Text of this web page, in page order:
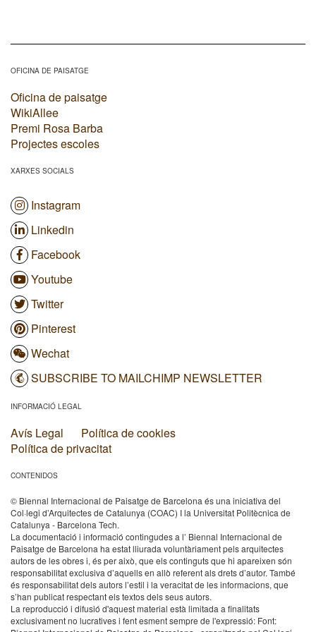
OFICINA DE PAISATGE
Oficina de paisatge
WikiAllee
Premi Rosa Barba
Projectes escoles
XARXES SOCIALS
Instagram
Linkedin
Facebook
Youtube
Twitter
Pinterest
Wechat
SUBSCRIBE TO MAILCHIMP NEWSLETTER
INFORMACIÓ LEGAL
Avís Legal
Política de cookies
Política de privacitat
CONTENIDOS
© Biennal Internacional de Paisatge de Barcelona és una iniciativa del
Col·legi d’Arquitectes de Catalunya (COAC) I la Universitat Politècnica de
Catalunya - Barcelona Tech.
La documentació i informació contingudes a l’ Biennal Internacional de
Paisatge de Barcelona ha estat lliurada voluntàriament pels arquitectes
autors de les obres i, és per això, que els continguts que hi apareixen són
responsabilitat exclusiva d’aquells en allò referent als drets d’autor. També
és responsabilitat dels autors l’estil i la veracitat de les informacions, que
s’han publicat respectant els textos dels seus autors.
La reproducció i difusió d'aquest material està limitada a finalitats
exclusivament no lucratives i fent esment sempre de l'expressió: Font: